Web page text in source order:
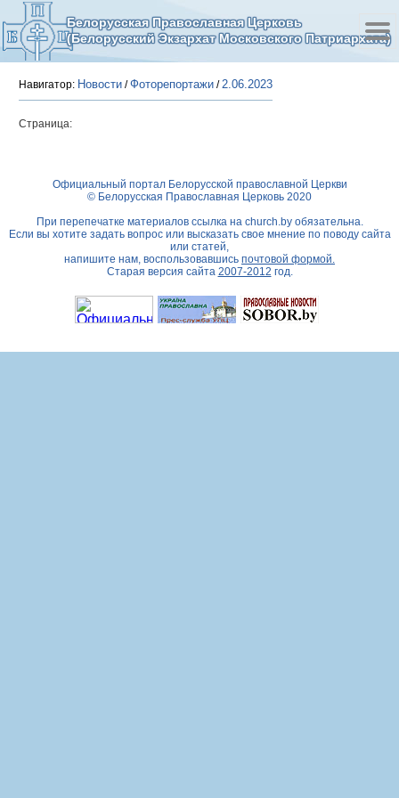
Белорусская Православная Церковь
(Белорусский Экзархат Московского Патриархата)
Навигатор: Новости /Фоторепортажи /2.06.2023
Страница:
Официальный портал Белорусской православной Церкви
© Белорусская Православная Церковь 2020
При перепечатке материалов ссылка на church.byобязательна.
Если вы хотите задать вопрос или высказать свое мнение по поводу сайта
или статей,
напишите нам, воспользовавшись почтовой формой.
Старая версия сайта 2007-2012 год.